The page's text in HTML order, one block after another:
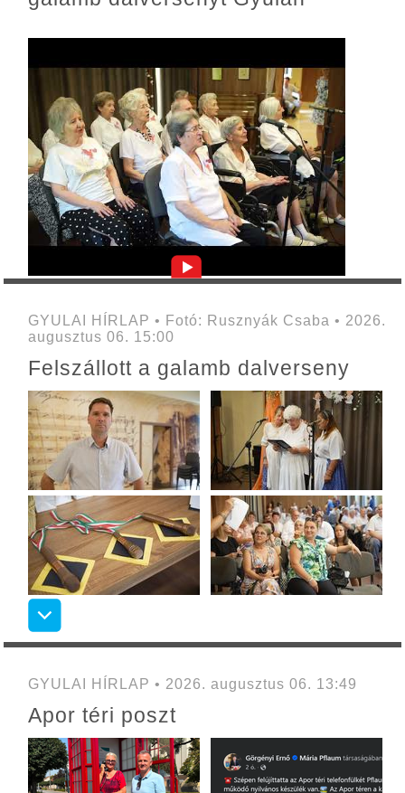
GYULAI HÍRLAP • Fotó: Rusznyák Csaba • 2026.
augusztus 06. 15:00
Felszállott a galamb dalverseny
GYULAI HÍRLAP • 2026. augusztus 06. 13:49
Apor téri poszt